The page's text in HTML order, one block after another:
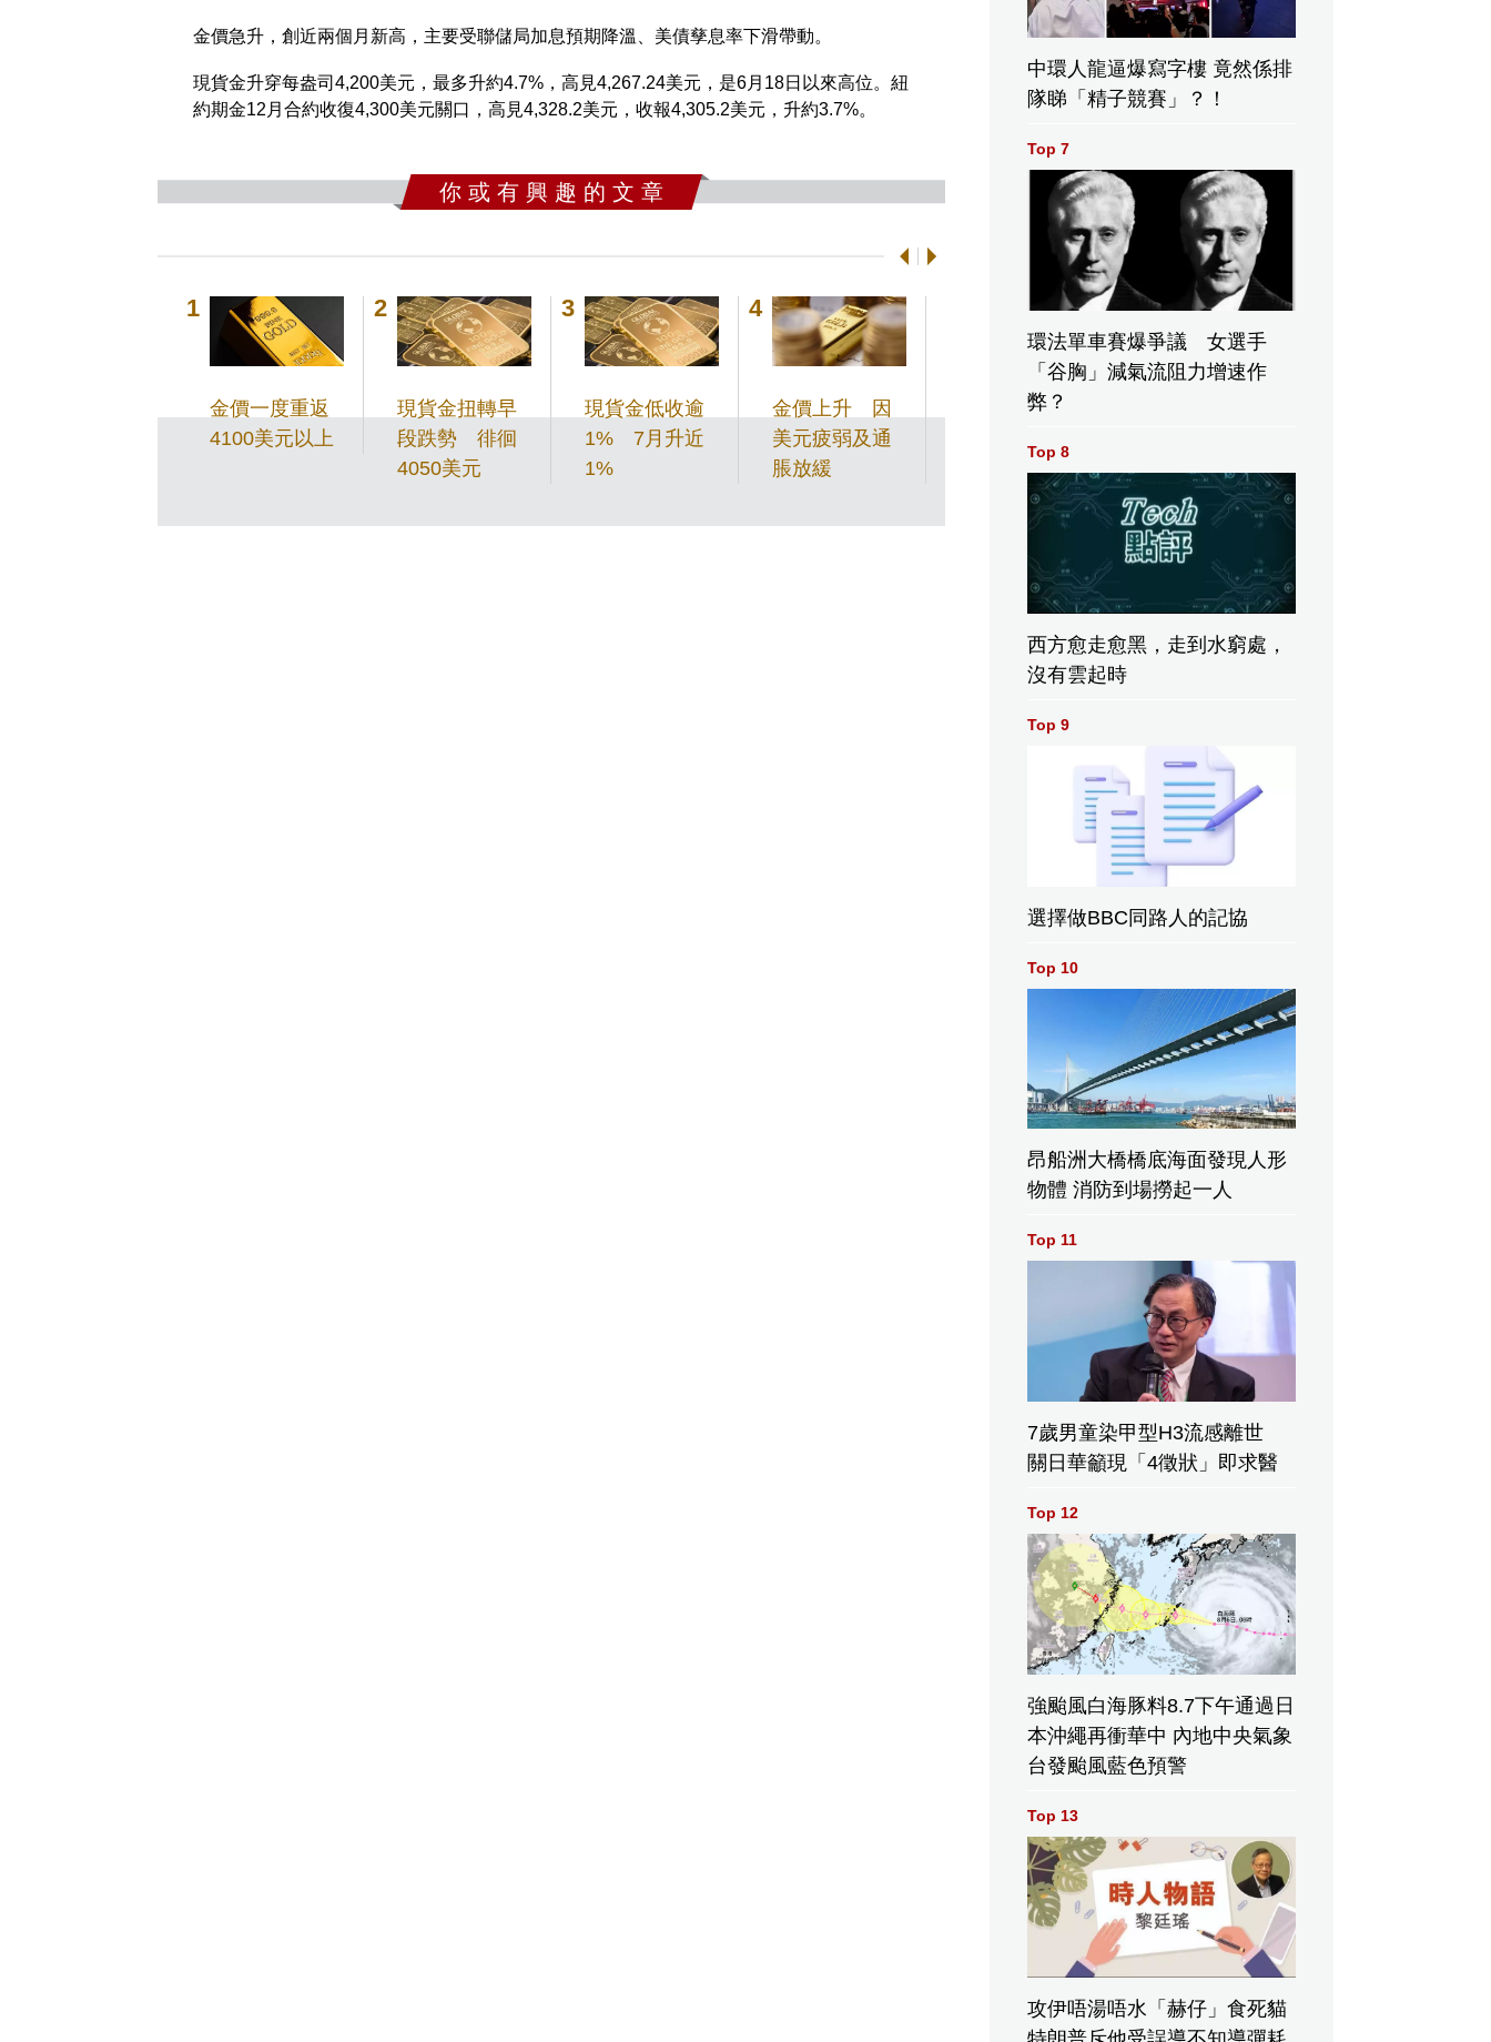
金價急升，創近兩個月新高，主要受聯儲局加息預期降溫、美債孳息率下滑帶動。
現貨金升穿每盎司4,200美元，最多升約4.7%，高見4,267.24美元，是6月18日以來高位。紐
約期金12月合約收復4,300美元關口，高見4,328.2美元，收報4,305.2美元，升約3.7%。
你 或 有 興 趣 的 文 章
金價一度重返
4100美元以上
現貨金扭轉早
段跌勢 徘徊
4050美元
現貨金低收逾
1% 7月升近
1%
金價上升 因
美元疲弱及通
脹放緩
現貨金轉升
周低位
中環人龍逼爆寫字樓 竟然係排
隊睇「精子競賽」？！
Top 7
環法單車賽爆爭議 女選手
「谷胸」減氣流阻力增速作
弊？
Top 8
西方愈走愈黑，走到水窮處，
沒有雲起時
Top 9
選擇做BBC同路人的記協
Top 10
昂船洲大橋橋底海面發現人形
物體 消防到場撈起一人
Top 11
7歲男童染甲型H3流感離世
關日華籲現「4徵狀」即求醫
Top 12
強颱風白海豚料8.7下午通過日
本沖繩再衝華中 內地中央氣象
台發颱風藍色預警
Top 13
攻伊唔湯唔水「赫仔」食死貓